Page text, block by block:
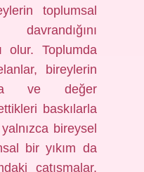
toplumsal
olur. Toplumda
bireylerin
ve değer
baskılarla
bireysel
bir yıkım da
çatışmalar,